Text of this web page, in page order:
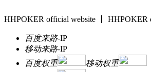
HHPOKER official website 丨 HHPOKER
百度来路-IP
移动来路-IP
百度权重
移动权重